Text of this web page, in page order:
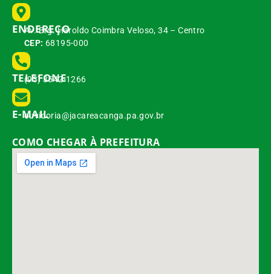
ENDEREÇO
Av. Brg. Haroldo Coimbra Veloso, 34 – Centro
CEP: 68195-000
TELEFONE
(93) 3542-1266
E-MAIL
ouvidoria@jacareacanga.pa.gov.br
COMO CHEGAR À PREFEITURA